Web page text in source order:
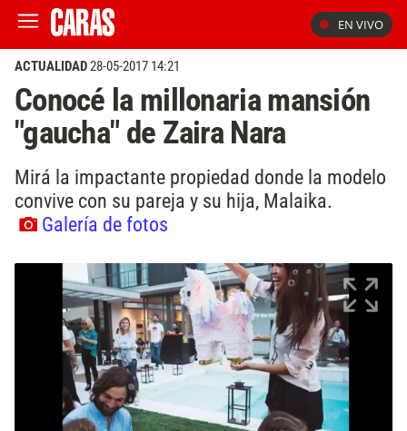
EN VIVO
ACTUALIDAD28-05-2017 14:21
Conocé la millonaria mansión
"gaucha" de Zaira Nara
Mirá la impactante propiedad donde la modelo
convive con su pareja y su hija, Malaika.
Galería de fotos